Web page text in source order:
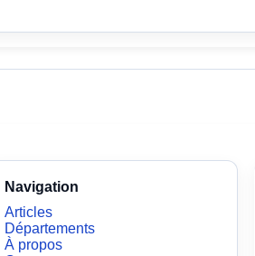
Navigation
Articles
Départements
À propos